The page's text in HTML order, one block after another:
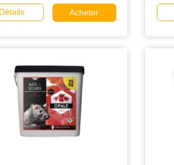
Détails Acheter